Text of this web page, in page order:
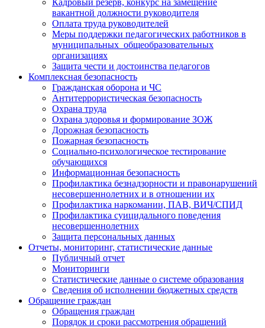
Кадровый резерв, конкурс на замещение
вакантной должности руководителя
Оплата труда руководителей
Меры поддержки педагогических работников в
муниципальных общеобразовательных
организациях
Защита чести и достоинства педагогов
Комплексная безопасность
Гражданская оборона и ЧС
Антитеррористическая безопасность
Охрана труда
Охрана здоровья и формирование ЗОЖ
Дорожная безопасность
Пожарная безопасность
Социально-психологическое тестирование
обучающихся
Информационная безопасность
Профилактика безнадзорности и правонарушений
несовершеннолетних и в отношении их
Профилактика наркомании, ПАВ, ВИЧ/СПИД
Профилактика суицидального поведения
несовершеннолетних
Защита персональных данных
Отчеты, мониторинг, статистические данные
Публичный отчет
Мониторинги
Статистические данные о системе образования
Сведения об исполнении бюджетных средств
Обращение граждан
Обращения граждан
Порядок и сроки рассмотрения обращений